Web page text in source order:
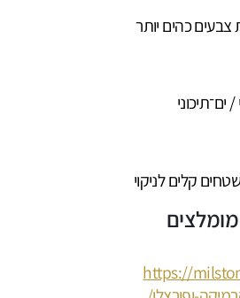
כהים יותר
קלים לניקוי
https://